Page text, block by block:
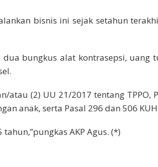
bisnis ini sejak setahun
bungkus alat kontrasepsi, uang
atau (2) UU 21/2017 tentang TPPO,
anak, serta Pasal 296 dan 506
AKP Agus. (*)